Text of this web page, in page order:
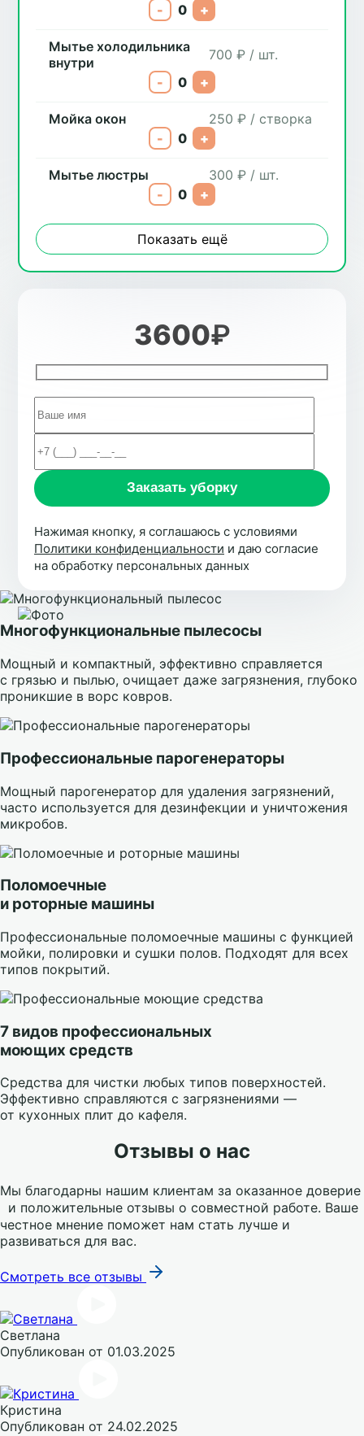
- 0 +
Мытье холодильника
внутри
700 ₽ / шт.
-
0 +
Мойка окон
250 ₽ / створка
-
0 +
Мытье люстры
300 ₽ / шт.
-
0 +
Показать ещё
3600₽
Нажимая кнопку, я соглашаюсь с условиями
Политики конфиденциальности и даю согласие
на обработку персональных данных
Многофункциональные пылесосы
Мощный и компактный, эффективно справляется
с грязью и пылью, очищает даже загрязнения, глубоко
проникшие в ворс ковров.
Профессиональные парогенераторы
Мощный парогенератор для удаления загрязнений,
часто используется для дезинфекции и уничтожения
микробов.
Поломоечные
и роторные машины
Профессиональные поломоечные машины с функцией
мойки, полировки и сушки полов. Подходят для всех
типов покрытий.
7 видов профессиональных
моющих средств
Средства для чистки любых типов поверхностей.
Эффективно справляются с загрязнениями —
от кухонных плит до кафеля.
Отзывы о нас
Мы благодарны нашим клиентам за оказанное доверие
и положительные отзывы о совместной работе. Ваше
честное мнение поможет нам стать лучше и
развиваться для вас.
Смотреть все отзывы
Светлана
Опубликован от 01.03.2025
Кристина
Опубликован от 24.02.2025